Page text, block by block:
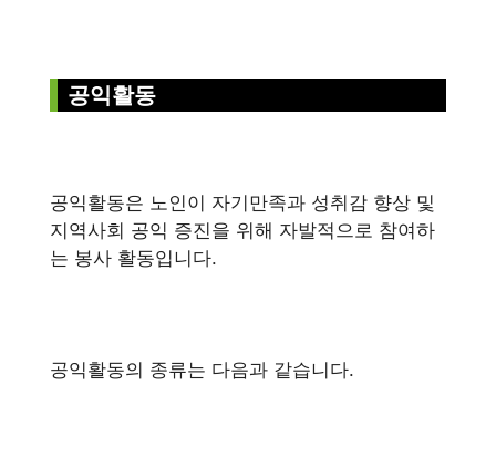
공익활동
공익활동은 노인이 자기만족과 성취감 향상 및
지역사회 공익 증진을 위해 자발적으로 참여하
는 봉사 활동입니다.
공익활동의 종류는 다음과 같습니다.